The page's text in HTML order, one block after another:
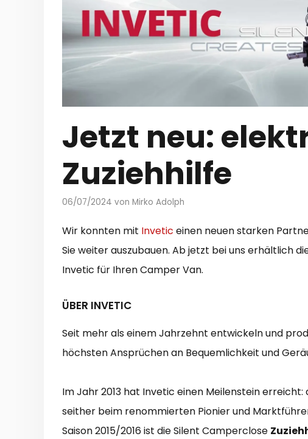
Jetzt neu:
Zuziehhilfe
06/07/2024 von Mirko Adolph
Wir konnten mit Invetic einen neuen starken
Sie weiter auszubauen. Ab jetzt bei uns erhältlich
Invetic für Ihren Camper Van.
ÜBER INVETIC
Seit mehr als einem Jahrzehnt entwickeln und
höchsten Ansprüchen an Bequemlichkeit und
Im Jahr 2013 hat Invetic einen Meilenstein erreicht:
seither beim renommierten Pionier und
Saison 2015/2016 ist die Silent Camperclose